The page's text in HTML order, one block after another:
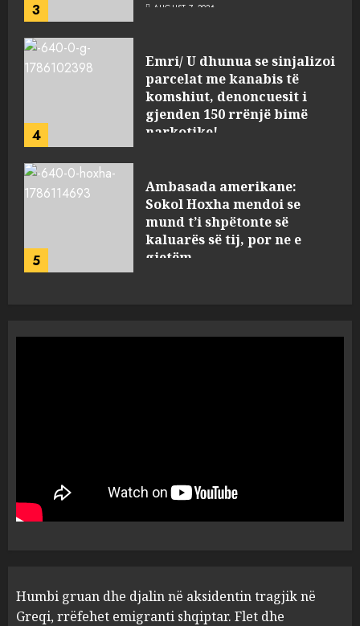
3 AUGUST 7, 2026
4
Emri/ U dhunua se sinjalizoi
parcelat me kanabis të
komshiut, denoncuesit i
gjenden 150 rrënjë bimë
narkotike!
5
Ambasada amerikane:
Sokol Hoxha mendoi se
mund t’i shpëtonte së
kaluarës së tij, por ne e
gjetëm
Humbi gruan dhe djalin në aksidentin tragjik në
Greqi, rrëfehet emigranti shqiptar. Flet dhe